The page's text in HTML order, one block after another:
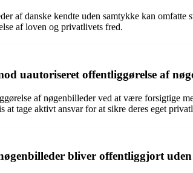
af danske kendte uden samtykke kan
af loven og privatlivets fred.
uautoriseret offentliggørelse af
af nøgenbilleder ved at være forsigtige
tage aktivt ansvar for at sikre deres eget
bliver offentliggjort